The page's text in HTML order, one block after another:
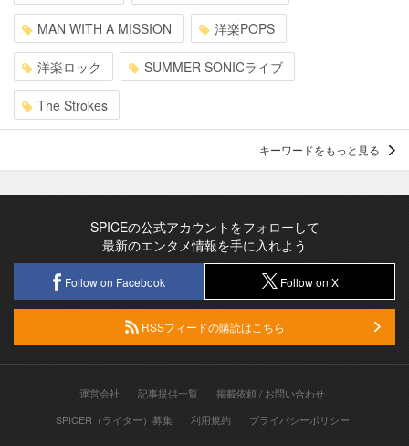
MAN WITH A MISSION 洋楽POPS
洋楽ロック SUMMER SONICライブ
The Strokes
キーワードをもっと見る
SPICEの公式アカウントをフォローして
最新のエンタメ情報を手に入れよう
Follow on Facebook Follow on X
RSSフィードの購読はこちら
運営会社 記事提供一覧
掲載依頼 / お問い合わせ
SPICER（ライター）募集
利用規約 プライバシーポリシー